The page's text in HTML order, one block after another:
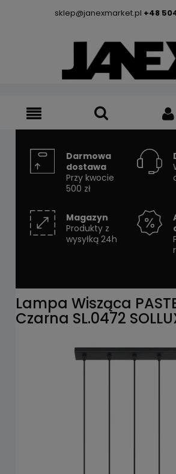
sklep@janexmarket.pl +48
Darmowa
dostawa
Przy kwocie
500 zł
Magazyn
Produkty z
wysyłką 24h
Lampa Wisząca
Czarna SL.0472